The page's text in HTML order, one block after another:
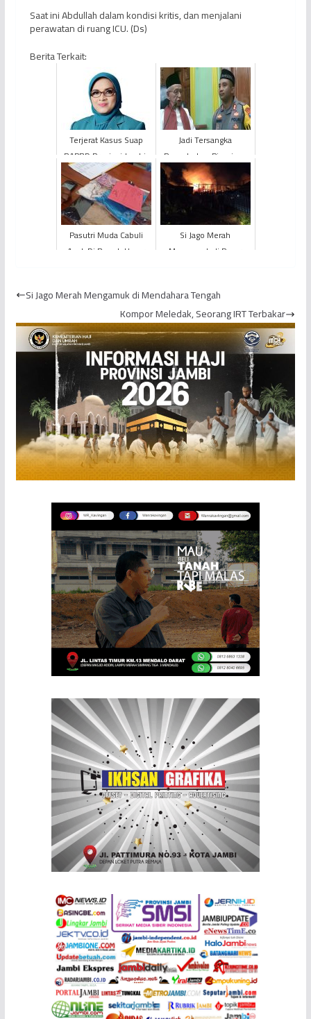
Saat ini Abdullah dalam kondisi kritis, dan menjalani
perawatan di ruang ICU. (Ds)
Berita Terkait:
Terjerat Kasus Suap
RAPBD Provinsi Jambi,
KPK Tahan Istri Mantan
Gubernur Fachrori Um...
Jadi Tersangka
Pencabulan, Pimpinan
PONPES di Jombang
Minta Polisi Tidak
Tangkap Anak...
Pasutri Muda Cabuli
Anak Di Bawah Umur
Si Jago Merah
Mengamuk di Pasar
Si Jago Merah Mengamuk di Mendahara Tengah
Kompor Meledak, Seorang IRT Terbakar